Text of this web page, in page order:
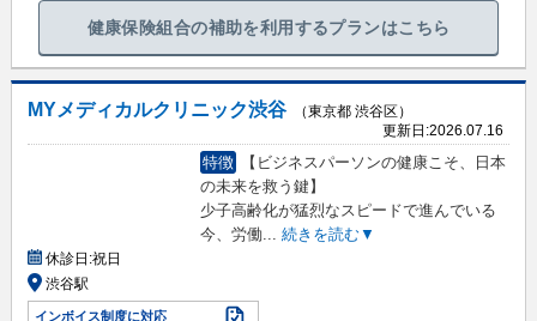
健康保険組合の補助を利用するプランはこちら
MYメディカルクリニック渋谷
（東京都 渋谷区）
更新日:2026.07.16
特徴
【ビジネスパーソンの健康こそ、日本
の未来を救う鍵】
少子高齢化が猛烈なスピードで進んでいる
今、労働
続きを読む▼
休診日:祝日
渋谷駅
インボイス制度に対応